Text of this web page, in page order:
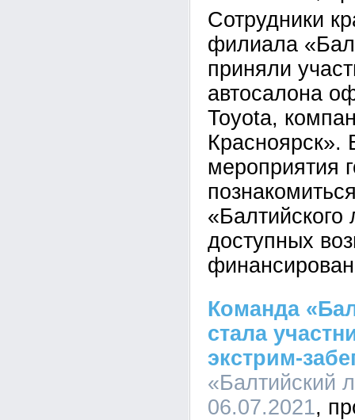
Сотрудники
филиала
приняли
автосалона
Toyota,
Красноярск».
мероприятия
«Балтийского
доступных
Команда
стала
экстрим-
«Балтийский
06.07.2021